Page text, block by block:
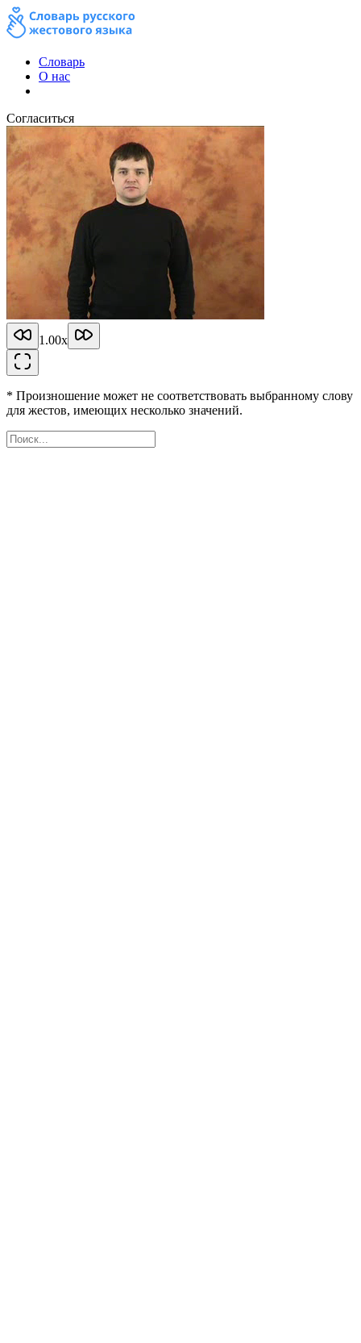
Словарь
О нас
Согласиться
1.00x
* Произношение может не соответствовать выбранному слову
для жестов, имеющих несколько значений.